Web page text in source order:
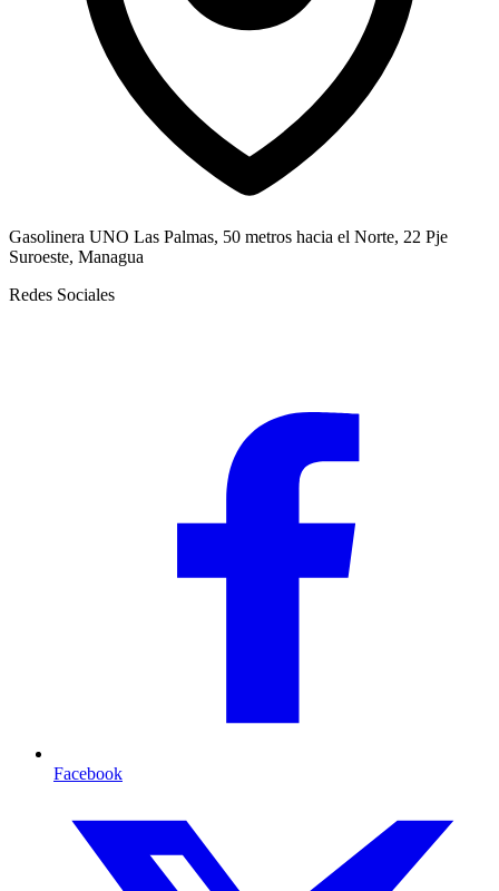
Gasolinera UNO Las Palmas, 50 metros hacia el Norte, 22 Pje
Suroeste, Managua
Redes Sociales
Facebook